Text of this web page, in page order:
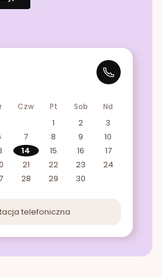
Czw Pt Sob Nd
1 2
3
7 8 9
10
14 15 16
17
21 22 23
24
28 29 30
telefoniczna